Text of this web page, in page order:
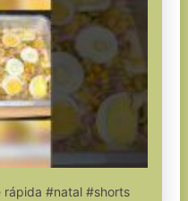
#natal #shorts